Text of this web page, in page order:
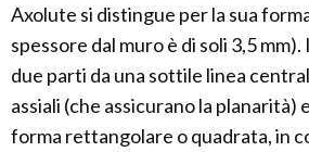
Axolute si distingue per la sua
spessore dal muro è di soli 3,5
due parti da una sottile linea
assiali (che assicurano la planarità)
forma rettangolare o quadrata, in